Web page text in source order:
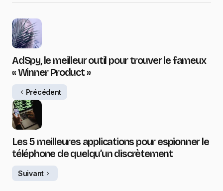
AdSpy, le meilleur outil pour trouver le fameux
« Winner Product »
Précédent
Les 5 meilleures applications pour espionner le
téléphone de quelqu’un discrètement
Suivant